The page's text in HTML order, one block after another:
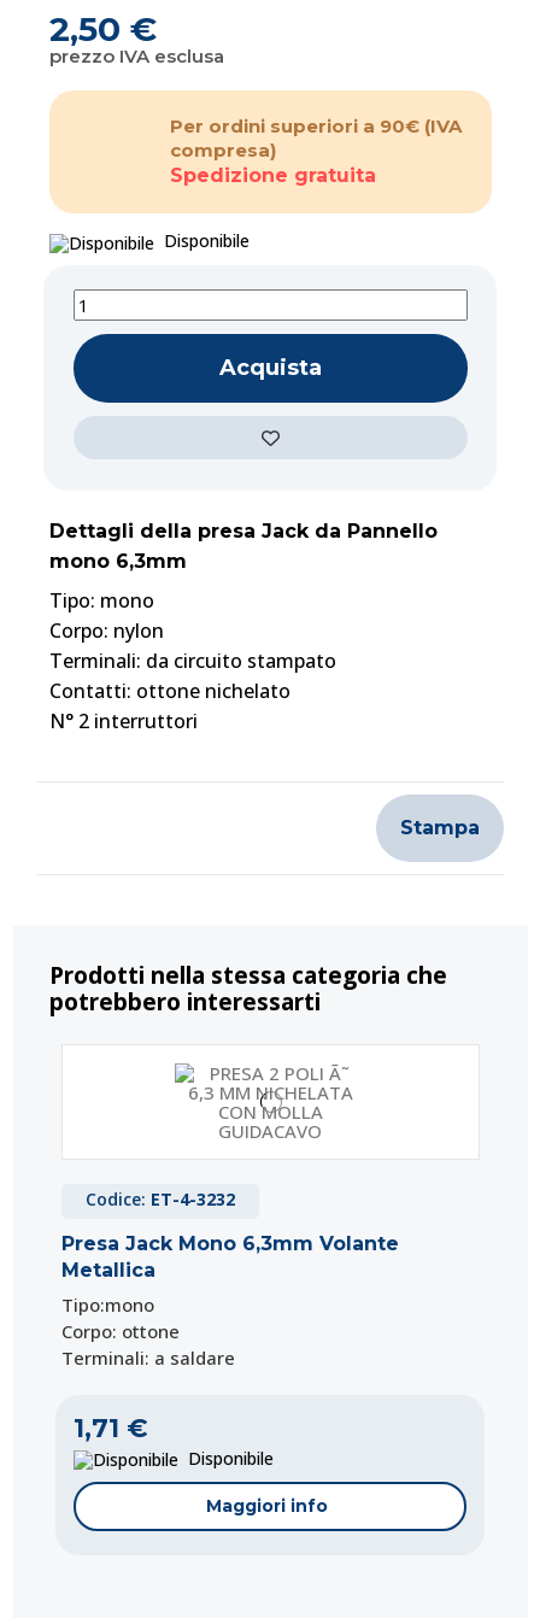
2,50 €
prezzo IVA esclusa
Per ordini superiori a 90€ (IVA
compresa)
Spedizione gratuita
Disponibile
Acquista
Dettagli della presa Jack da Pannello
mono 6,3mm
Tipo: mono
Corpo: nylon
Terminali: da circuito stampato
Contatti: ottone nichelato
N° 2 interruttori
Stampa
Prodotti nella stessa categoria che
potrebbero interessarti
Codice: ET-4-3232
Presa Jack Mono 6,3mm Volante
Metallica
Tipo:mono
Corpo: ottone
Terminali: a saldare
1,71 €
Disponibile
Maggiori info